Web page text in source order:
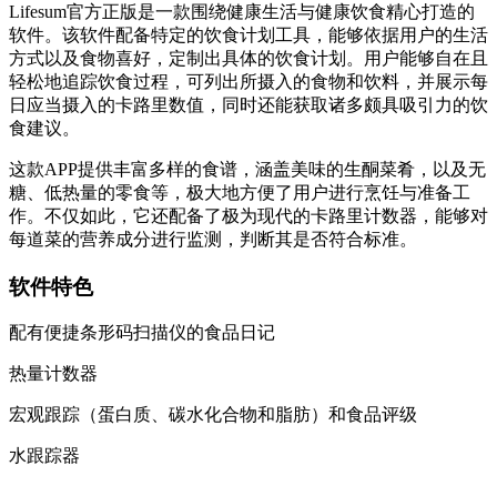
Lifesum官方正版是一款围绕健康生活与健康饮食精心打造的
软件。该软件配备特定的饮食计划工具，能够依据用户的生活
方式以及食物喜好，定制出具体的饮食计划。用户能够自在且
轻松地追踪饮食过程，可列出所摄入的食物和饮料，并展示每
日应当摄入的卡路里数值，同时还能获取诸多颇具吸引力的饮
食建议。
这款APP提供丰富多样的食谱，涵盖美味的生酮菜肴，以及无
糖、低热量的零食等，极大地方便了用户进行烹饪与准备工
作。不仅如此，它还配备了极为现代的卡路里计数器，能够对
每道菜的营养成分进行监测，判断其是否符合标准。
软件特色
配有便捷条形码扫描仪的食品日记
热量计数器
宏观跟踪（蛋白质、碳水化合物和脂肪）和食品评级
水跟踪器